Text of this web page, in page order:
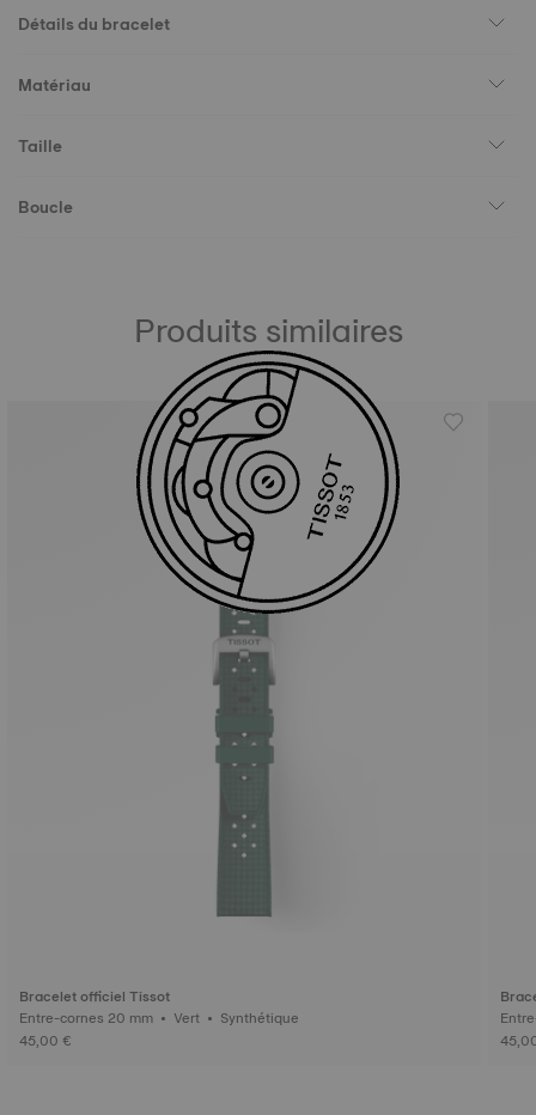
Détails du bracelet
Matériau
Taille
Boucle
Produits similaires
Bracelet officiel Tissot
Entre-cornes 20 mm • Vert • Synthétique
45,00 €